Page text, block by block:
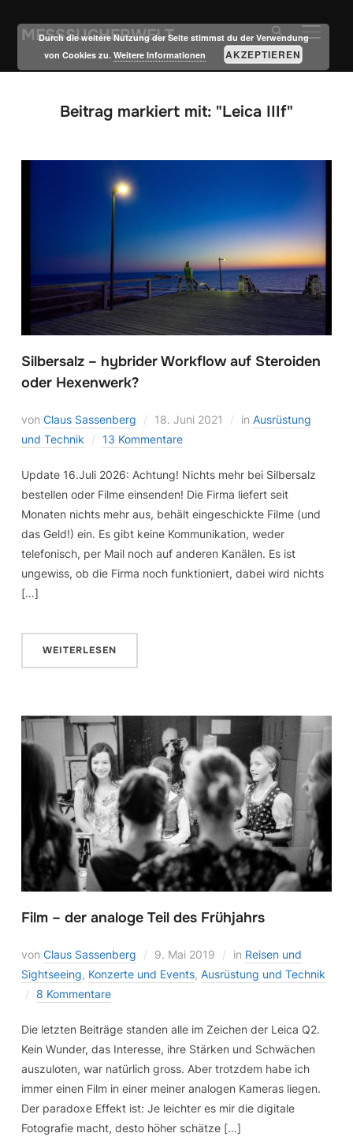
MESSSUCHERWELT
Beitrag markiert mit: "Leica IIIf"
Silbersalz – hybrider Workflow auf Steroiden
oder Hexenwerk?
von Claus Sassenberg 18. Juni 2021 in Ausrüstung
und Technik
13 Kommentare
Update 16.Juli 2026: Achtung! Nichts mehr bei Silbersalz
bestellen oder Filme einsenden! Die Firma liefert seit
Monaten nichts mehr aus, behält eingeschickte Filme (und
das Geld!) ein. Es gibt keine Kommunikation, weder
telefonisch, per Mail noch auf anderen Kanälen. Es ist
ungewiss, ob die Firma noch funktioniert, dabei wird nichts
[…]
WEITERLESEN
Film – der analoge Teil des Frühjahrs
von Claus Sassenberg 9. Mai 2019 in Reisen und
Sightseeing, Konzerte und Events, Ausrüstung und Technik
8 Kommentare
Die letzten Beiträge standen alle im Zeichen der Leica Q2.
Kein Wunder, das Interesse, ihre Stärken und Schwächen
auszuloten, war natürlich gross. Aber trotzdem habe ich
immer einen Film in einer meiner analogen Kameras liegen.
Der paradoxe Effekt ist: Je leichter es mir die digitale
Fotografie macht, desto höher schätze […]
Durch die weitere Nutzung der Seite stimmst du der Verwendung
von Cookies zu.Weitere Informationen AKZEPTIEREN